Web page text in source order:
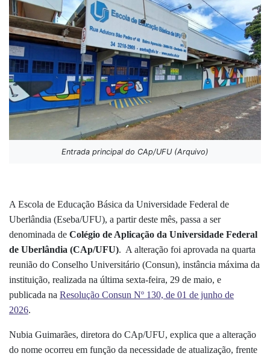
Entrada principal do CAp/UFU (Arquivo)
A Escola de Educação Básica da Universidade Federal de
Uberlândia (Eseba/UFU), a partir deste mês, passa a ser
denominada de Colégio de Aplicação da Universidade Federal
de Uberlândia (CAp/UFU). A alteração foi aprovada na quarta
reunião do Conselho Universitário (Consun), instância máxima da
instituição, realizada na última sexta-feira, 29 de maio, e
publicada na Resolução Consun Nº 130, de 01 de junho de
2026.
Nubia Guimarães, diretora do CAp/UFU, explica que a alteração
do nome ocorreu em função da necessidade de atualização, frente